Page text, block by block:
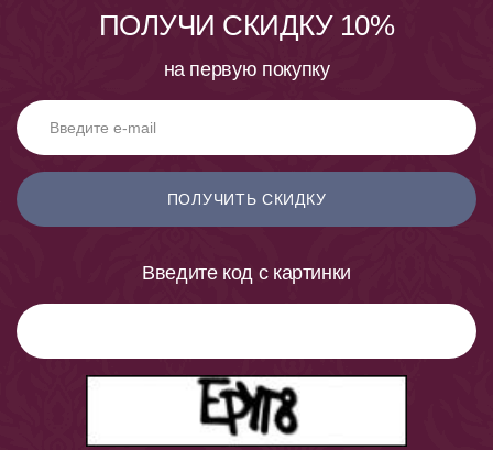
ПОЛУЧИ СКИДКУ 10%
на первую покупку
ПОЛУЧИТЬ СКИДКУ
Введите код с картинки